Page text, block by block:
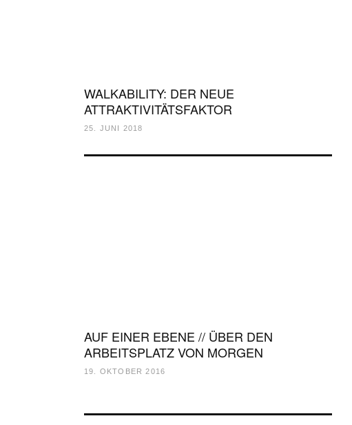
WALKABILITY: DER NEUE
ATTRAKTIVITÄTSFAKTOR
25. JUNI 2018
AUF EINER EBENE // ÜBER DEN
ARBEITSPLATZ VON MORGEN
19. OKTOBER 2016